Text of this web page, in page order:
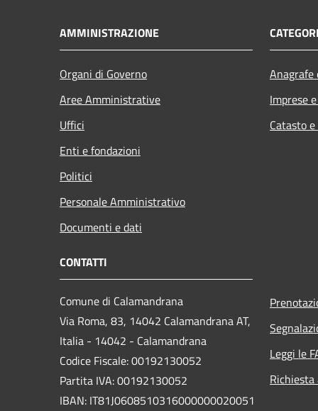
AMMINISTRAZIONE
Organi di Governo
Aree Amministrative
Uffici
Enti e fondazioni
Politici
Personale Amministrativo
Documenti e dati
Imprese
Catasto
CONTATTI
Comune di Calamandrana
Via Roma, 83, 14042 Calamandrana AT,
Italia - 14042 - Calamandrana
Codice Fiscale: 00192130052
Partita IVA: 00192130052
IBAN: IT81J0608510316000000020051
Leggi le